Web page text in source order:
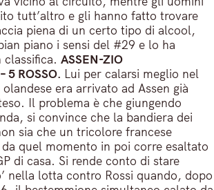
tutt’altro e gli hanno fatto trovare
piena di un certo tipo di alcool,
piano i sensi del #29 e lo ha
classifica. ASSEN-ZIO
5 ROSSO. Lui per calarsi meglio nel
era arrivato ad Assen già
Il problema è che giungendo
si convince che la bandiera dei
sia che un tricolore francese
quel momento in poi corre esaltato
di casa. Si rende conto di stare
nella lotta contro Rossi quando, dopo